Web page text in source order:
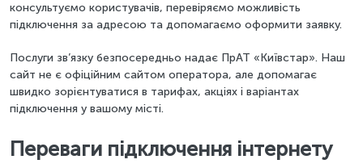
консультуємо користувачів, перевіряємо можливість
підключення за адресою та допомагаємо оформити заявку.
Послуги зв’язку безпосередньо надає ПрАТ «Київстар». Наш
сайт не є офіційним сайтом оператора, але допомагає
швидко зорієнтуватися в тарифах, акціях і варіантах
підключення у вашому місті.
Переваги підключення інтернету